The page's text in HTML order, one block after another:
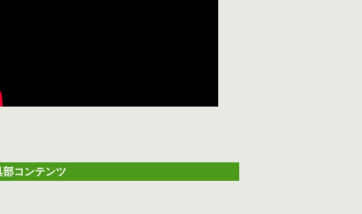
部コンテンツ